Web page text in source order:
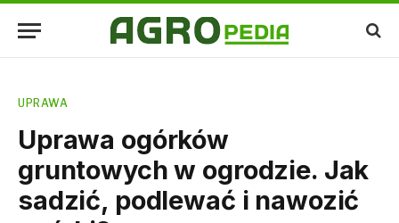
UPRAWA
Uprawa ogórków
gruntowych w ogrodzie. Jak
sadzić, podlewać i nawozić